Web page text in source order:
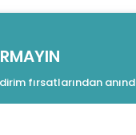
fırsatlarından